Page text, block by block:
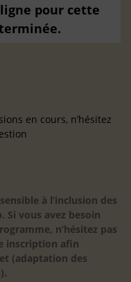
pour cette
en cours, n’hésitez
à l’inclusion des
Si vous avez besoin
n’hésitez pas
inscription afin
(adaptation des